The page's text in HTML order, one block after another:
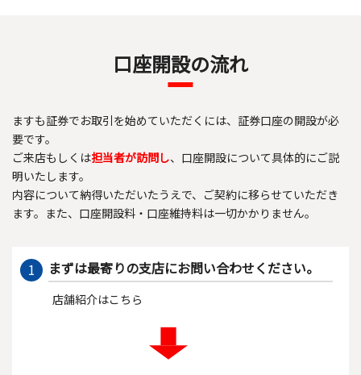
口座開設の流れ
ますも証券でお取引を始めていただくには、証券口座の開設が必
要です。
ご来店もしくは担当者が訪問し、口座開設について具体的にご説
明いたします。
内容について納得いただいたうえで、ご契約に移らせていただき
ます。また、口座開設料・口座維持料は一切かかりません。
1 まずは最寄りの支店にお問い合わせください。
店舗紹介はこちら